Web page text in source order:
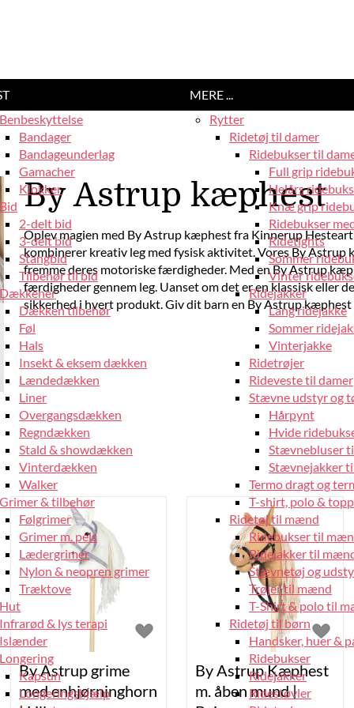
Benbeskyttelse
Bandager
Bandageunderlag
Gamacher
Klokker
Bid
2-delt bid
3-delt bid
Stangbid
Tilbehør til bid
Dækkener
Dækken tilbehør
Føl
Hals
Insekt & eksem dækken
Lændedækken
Liner
Overgangsdækken
Regndækken
Stald & showdækken
Vinterdækken
Walker
Grimer & tilbehør
Følgrimer
Grimer m. pels
Lædergrimer
Nylon & neopren grimer
Træktove
Hut
Infrarød & lys terapi
Islænder
Longering
Kapsun
Longeringshjælp
MERE ...
Rytter
Ridetøj til damer
Ridebukser til
Full grip
Helårs
Knæ grip
Ridebukser
Ridetights
Sommer
Vinter
Ridejakker
Lang ridejakke
Sommer
Vinterjakke
Ridetrøjer
Rideveste til damer
Stævne udstyr og
Hårpynt
Hvide
Stævnebluser
Stævnejakker
Termo dragt og
T-shirt, polo &
Ridetøj til mænd
Ridebukser til
Ridejakker til
Stævnetøj og
Trøjer til mænd
T-Shirt & polo til
Ridetøj til børn
Handsker, huer &
Ridebukser
Ridejakker
Ridestøvler
By Astrup kæphest
Oplev magien med By Astrup kæphest fra Kinnerup
kombinerer kreativ leg med fysisk aktivitet. Vores By
fremme deres motoriske færdigheder. Med en By Astrup
færdigheder gennem leg. Uanset om det er en klassisk eller
sikkerhed i hvert produkt. Giv dit barn en By Astrup kæphest
By Astrup grime
med enhjørninghorn
By Astrup Kæphest
m. åben mund |